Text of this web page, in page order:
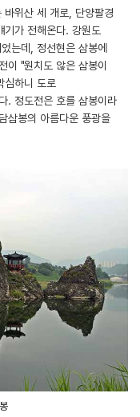
위산 세 개로, 단양팔경
기가 전해온다. 강원도
는데, 정선현은 삼봉에
이 "원치도 않은 삼봉이
심하니 도로
. 정도전은 호를 삼봉이라
삼봉의 아름다운 풍광을